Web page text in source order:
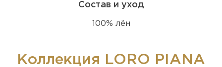
Состав и уход
100% лён
Коллекция LORO PIANA